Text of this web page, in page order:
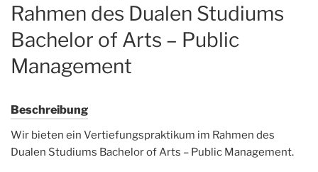
Rahmen des Dualen Studiums
Bachelor of Arts – Public
Management
Beschreibung
Wir bieten ein Vertiefungspraktikum im Rahmen des
Dualen Studiums Bachelor of Arts – Public Management.